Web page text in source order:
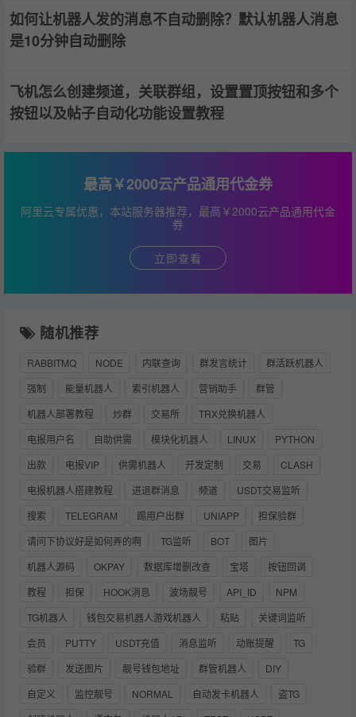
如何让机器人发的消息不自动删除？默认机器人消息
是10分钟自动删除
飞机怎么创建频道，关联群组，设置置顶按钮和多个
按钮以及帖子自动化功能设置教程
最高￥2000云产品通用代金券
阿里云专属优惠，本站服务器推荐，最高￥2000云产品通用代金
券
立即查看
随机推荐
RABBITMQ NODE 内联查询 群发言统计
群活跃机器人
强制
能量机器人 索引机器人 营销助手
群管
机器人部署教程
炒群 交易所
TRX兑换机器人
电报用户名
自助供需 模块化机器人 LINUX
PYTHON
出款
电报VIP 供需机器人 开发定制 交易
CLASH
电报机器人搭建教程
进退群消息 频道
USDT交易监听
搜索
TELEGRAM 踢用户出群 UNIAPP
担保验群
请问下协议好是如何弄的啊
TG监听 BOT
图片
机器人源码
OKPAY 数据库增删改查 宝塔
按钮回调
教程
担保 HOOK消息 波场靓号 API_ID
NPM
TG机器人
钱包交易机器人游戏机器人 粘贴
关键词监听
会员
PUTTY USDT充值 消息监听 动账提醒
TG
验群
发送图片 靓号钱包地址 群管机器人
DIY
自定义
监控靓号 NORMAL 自动发卡机器人
盗TG